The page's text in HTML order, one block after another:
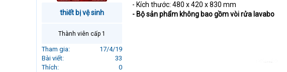
thiết bị vệ sinh
Thành viên cấp 1
Tham gia
17/4/19
Bài viết
33
Thích
0
- Kích thước: 480 x 420 x 830 mm
- Bộ sản phẩm không bao gồm vòi rửa lavabo